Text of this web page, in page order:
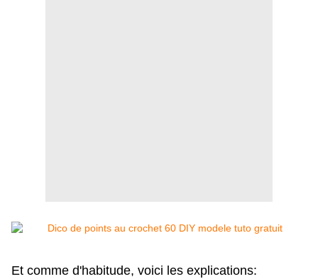
Et comme d'habitude, voici les explications: